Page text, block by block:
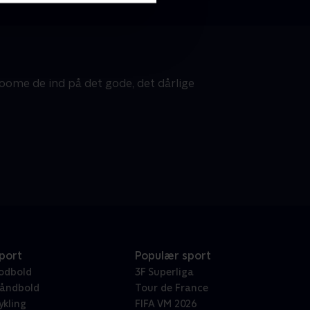
de ind på det gode, det dårlige
Populær sport
3F Superliga
Tour de France
FIFA VM 2026